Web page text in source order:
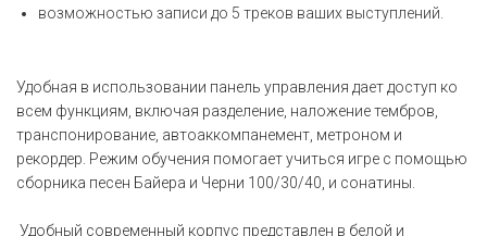
возможностью записи до 5 треков ваших выступлений.
Удобная в использовании панель управления дает доступ ко
всем функциям, включая разделение, наложение тембров,
транспонирование, автоаккомпанемент, метроном и
рекордер. Режим обучения помогает учиться игре с помощью
сборника песен Байера и Черни 100/30/40, и сонатины.
Удобный современный корпус представлен в белой и